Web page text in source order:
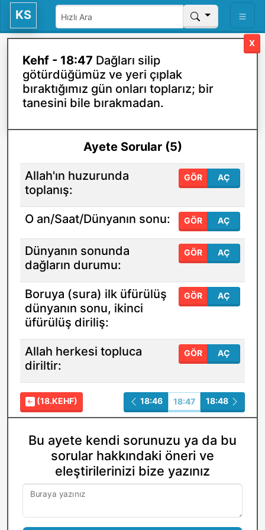
KS
Kehf - 18:47 Dağları silip
götürdüğümüz ve yeri çıplak
bıraktığımız gün onları toplarız; bir
tanesini bile bırakmadan.
X
Ayete Sorular (5)
GÖR AÇ
Allah'ın huzurunda
toplanış:
GÖR AÇ
O an/Saat/Dünyanın sonu:
GÖR AÇ
Dünyanın sonunda
dağların durumu:
GÖR AÇ
Boruya (sura) ilk üfürülüş
dünyanın sonu, ikinci
üfürülüş diriliş:
GÖR AÇ
Allah herkesi topluca
diriltir:
(18.KEHF) 18:46 18:47 18:48
Bu ayete kendi sorunuzu ya da bu
sorular hakkındaki öneri ve
eleştirilerinizi bize yazınız
Buraya yazınız